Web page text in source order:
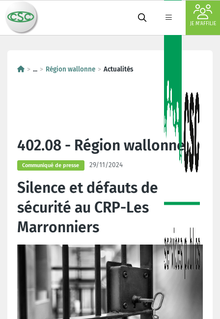
JE M'AFFILIE
... Région wallonne Actualités
402.08 - Région wallonne
Communiqué de presse 29/11/2024
Silence et défauts de
sécurité au CRP-Les
Marronniers